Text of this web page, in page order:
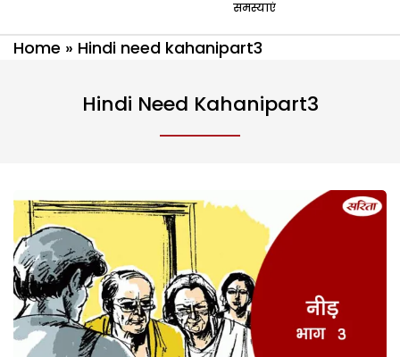
समस्याएं
Home » Hindi need kahanipart3
Hindi Need Kahanipart3